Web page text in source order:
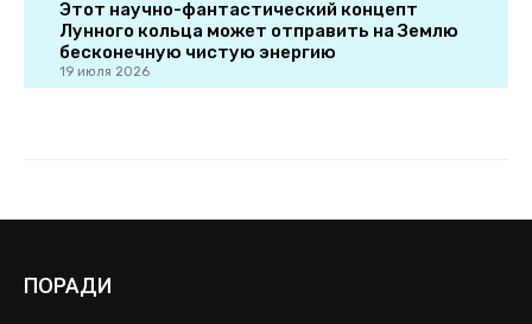
ПОРАДИ